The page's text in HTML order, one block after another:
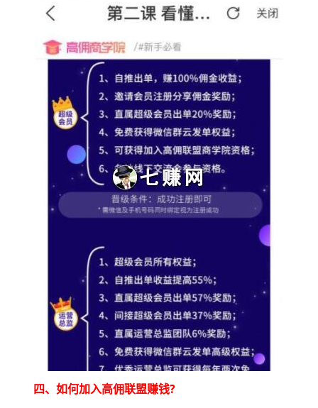
四、如何加入高佣联盟赚钱?